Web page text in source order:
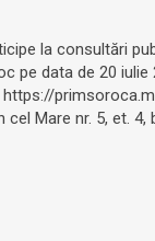
la consultări
pe data de 20
Mare nr. 5, et.